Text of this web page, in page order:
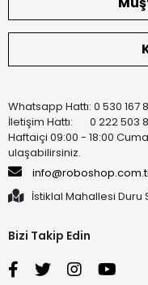
Whatsapp Hattı: 0 530 167
İletişim Hattı: 0 222 503
Haftaiçi 09:00 - 18:00
ulaşabilirsiniz.
İstiklal Mahallesi Duru
Bizi Takip Edin